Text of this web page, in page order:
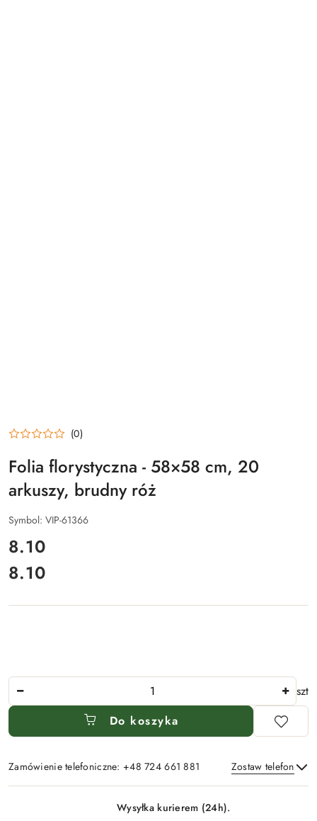
(0)
Folia florystyczna - 58×58 cm, 20
arkuszy, brudny róż
Symbol: VIP-61366
cena:
8.10
Cena:
8.10
szt
Do koszyka
Zamówienie telefoniczne: +48 724 661 881 Zostaw telefon
Wysyłka kurierem (24h).